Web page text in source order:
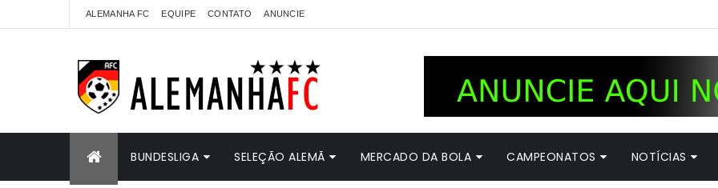
ALEMANHA FC EQUIPE CONTATO ANUNCIE
BUNDESLIGA SELEÇÃO ALEMÃ MERCADO DA BOLA CAMPEONATOS NOTÍCIAS